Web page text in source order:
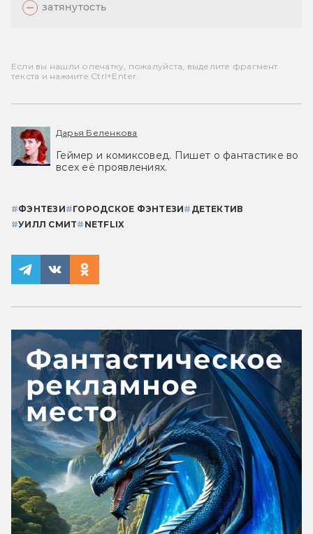
затянутость
Если вы нашли опечатку, пожалуйста, выделите фрагмент
текста и нажмите Ctrl+Enter.
Дарья Беленкова
Геймер и комиксовед. Пишет о фантастике во
всех её проявлениях.
#ФЭНТЕЗИ#ГОРОДСКОЕ ФЭНТЕЗИ# ДЕТЕКТИВ
#УИЛЛ СМИТ# NETFLIX